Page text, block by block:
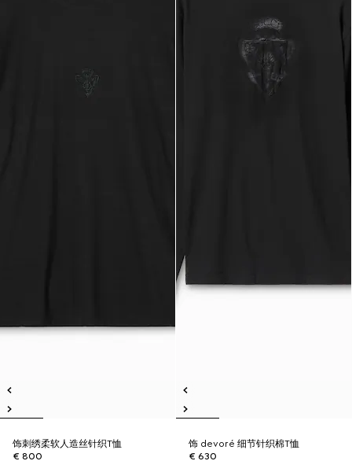
饰刺绣柔软人造丝针织T恤
€ 800
饰 devoré 细节针织棉T恤
€ 630